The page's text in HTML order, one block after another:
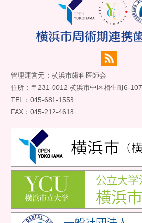
管理運営元：横浜市歯科医師会
住所：〒231-0012 横浜市中区相生町6-107
TEL：045-681-1553
FAX：045-212-4618